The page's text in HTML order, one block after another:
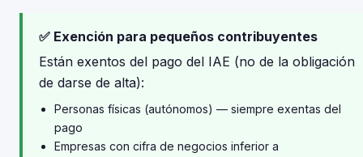
✅ Exención para pequeños contribuyentes
Están exentos del pago del IAE (no de la obligación
de darse de alta):
Personas físicas (autónomos) — siempre exentas del
pago
Empresas con cifra de negocios inferior a